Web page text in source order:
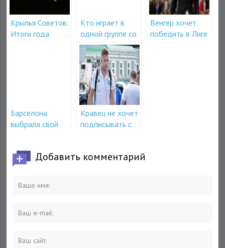
Крылья Советов:
Итоги года
Кто играет в
одной группе со
сборной России
на чемпионате
мира
Венгер хочет
победить в Лиге
Барселона
выбрала свой
Кравец не хочет
подписывать с
Добавить комментарий